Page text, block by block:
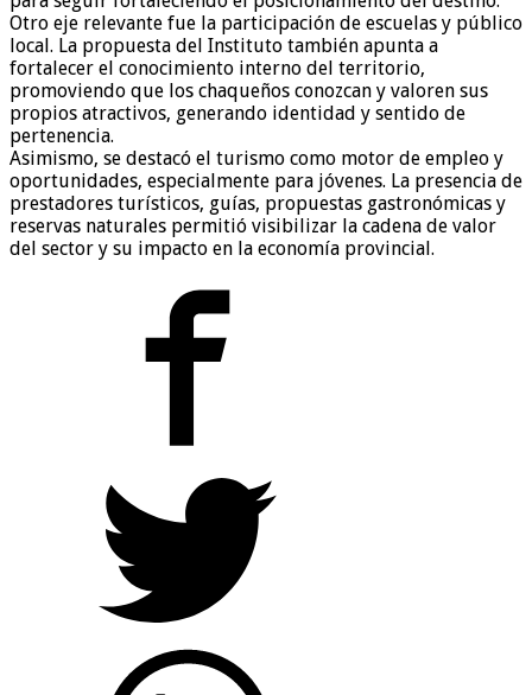
Otro eje relevante fue la participación de escuelas y público
local. La propuesta del Instituto también apunta a
fortalecer el conocimiento interno del territorio,
promoviendo que los chaqueños conozcan y valoren sus
propios atractivos, generando identidad y sentido de
pertenencia.
Asimismo, se destacó el turismo como motor de empleo y
oportunidades, especialmente para jóvenes. La presencia de
prestadores turísticos, guías, propuestas gastronómicas y
reservas naturales permitió visibilizar la cadena de valor
del sector y su impacto en la economía provincial.